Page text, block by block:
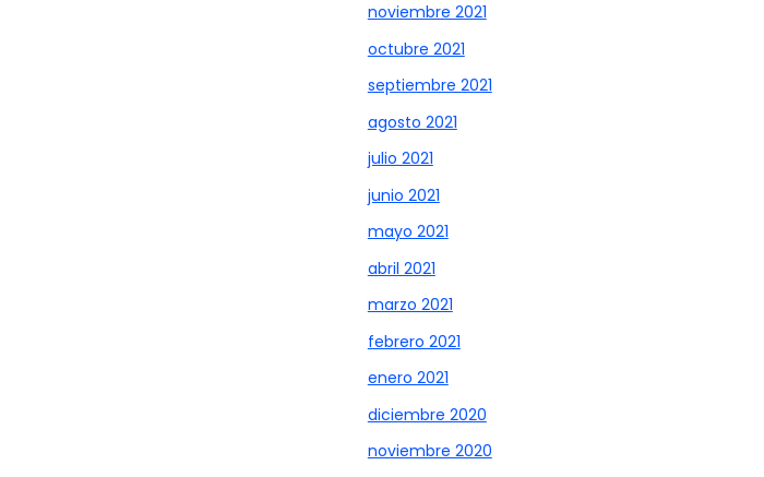
noviembre 2021
octubre 2021
septiembre 2021
agosto 2021
julio 2021
junio 2021
mayo 2021
abril 2021
marzo 2021
febrero 2021
enero 2021
diciembre 2020
noviembre 2020